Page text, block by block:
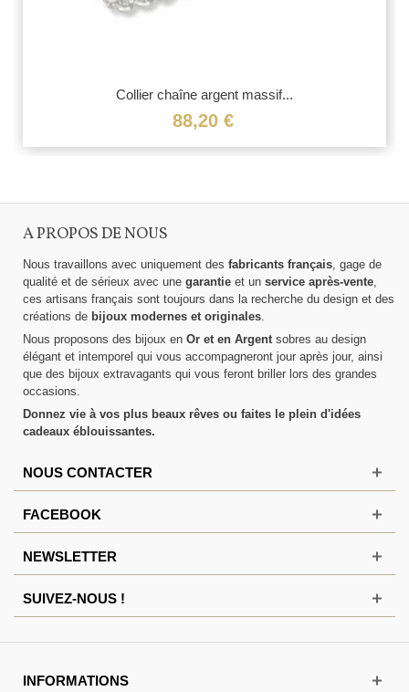
Collier chaîne argent massif...
88,20 €
A PROPOS DE NOUS
Nous travaillons avec uniquement des fabricants français , gage de
qualité et de sérieux avec une garantie et un service après-vente
ces artisans français sont toujours dans la recherche du design et des
créations de bijoux modernes et originales
Nous proposons des bijoux en Or et en Argent sobres au design
élégant et intemporel qui vous accompagneront jour après jour, ainsi
que des bijoux extravagants qui vous feront briller lors des grandes
occasions.
Donnez vie à vos plus beaux rêves ou faites le plein d'idées
cadeaux éblouissantes.
NOUS CONTACTER
FACEBOOK
NEWSLETTER
SUIVEZ-NOUS !
INFORMATIONS